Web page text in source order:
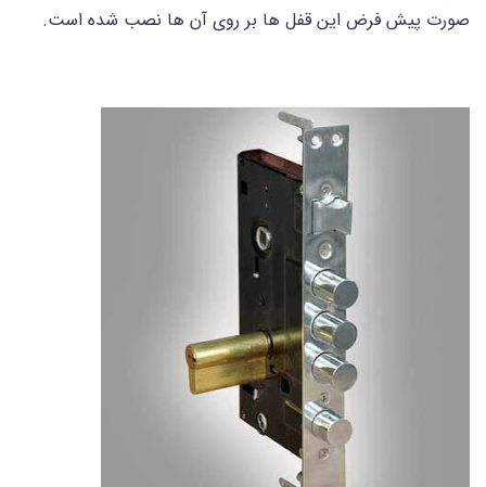
صورت پیش فرض این قفل ها بر روی آن ها نصب شده است.